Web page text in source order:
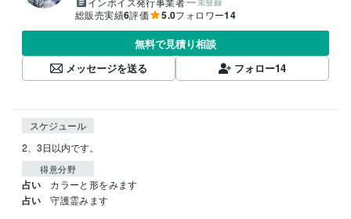
未登録
総販売実績6評価 5.0フォロワー14
無料で見積り相談
メッセージを送る
フォロー14
スケジュール
2、3日以内です。
得意分野
占い カラーと形をみます
占い 守護霊みます